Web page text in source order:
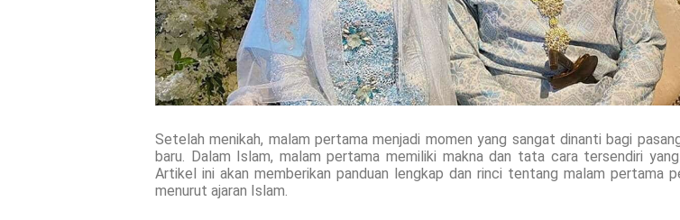
Setelah menikah, malam pertama menjadi momen yang sangat dinanti bagi
baru. Dalam Islam, malam pertama memiliki makna dan tata cara tersendiri
Artikel ini akan memberikan panduan lengkap dan rinci tentang malam pertama
menurut ajaran Islam.